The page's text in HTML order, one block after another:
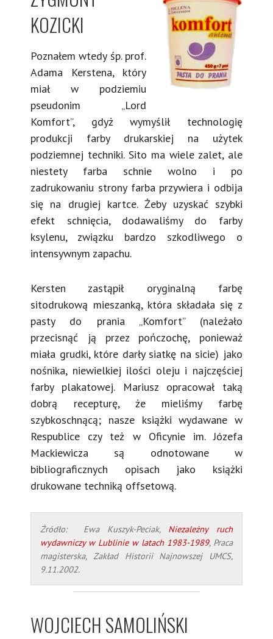
KOZICKI
Poznałem wtedy śp. prof.
Adama Kerstena, który
miał w podziemiu
pseudonim „Lord
Komfort”, gdyż wymyślił technologię
produkcji farby drukarskiej na użytek
podziemnej techniki. Sito ma wiele zalet, ale
niestety farba schnie wolno i po
zadrukowaniu strony farba przywiera i odbija
się na drugiej kartce. Żeby uzyskać szybki
efekt schnięcia, dodawaliśmy do farby
ksylenu, związku bardzo szkodliwego o
intensywnym zapachu.
Kersten zastąpił oryginalną farbę
sitodrukową mieszanką, która składała się z
pasty do prania „Komfort” (należało
przecisnąć ją przez pończochę, ponieważ
miała grudki, które darły siatkę na sicie) jako
nośnika, niewielkiej ilości oleju i najczęściej
farby plakatowej. Mariusz opracował taką
dobrą recepturę, że mieliśmy farbę
szybkoschnącą; nasze książki wydawane w
Respublice czy też w Oficynie im. Józefa
Mackiewicza są odnotowane w
bibliograficznych opisach jako książki
drukowane techniką offsetową.
Źródło: Ewa Kuszyk-Peciak, Niezależny ruch
wydawniczy w Lublinie w latach 1983-1989, Praca
magisterska, Zakład Historii Najnowszej UMCS,
9.11.2002.
WOJCIECH SAMOLIŃSKI